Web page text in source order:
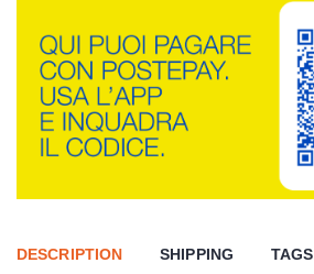
DESCRIPTION SHIPPING TAGS